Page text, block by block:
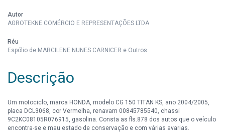
Autor
AGROTEKNE COMÉRCIO E REPRESENTAÇÕES LTDA
Réu
Espólio de MARCILENE NUNES CARNICER e Outros
Descrição
Um motociclo, marca HONDA, modelo CG 150 TITAN KS, ano 2004/2005,
placa DCL3068, cor Vermelha, renavam 00845785540, chassi
9C2KC08105R076915, gasolina. Consta as fls.878 dos autos que o veículo
encontra-se e mau estado de conservação e com várias avarias.